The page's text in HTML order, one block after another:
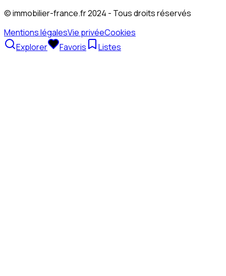
© immobilier-france.fr 2024 - Tous droits réservés
Mentions légalesVie privéeCookies
Explorer
Favoris Listes